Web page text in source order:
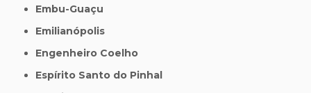
Embu-Guaçu
Emilianópolis
Engenheiro Coelho
Espírito Santo do Pinhal